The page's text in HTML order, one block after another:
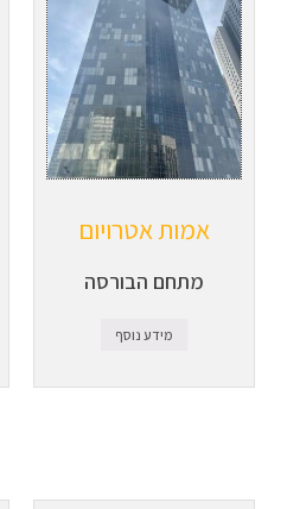
אמות אטרויום
מתחם הבורסה
מידע נוסף